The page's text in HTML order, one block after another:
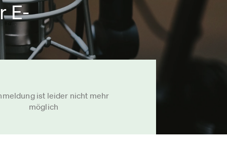
E-
ist leider nicht mehr
möglich